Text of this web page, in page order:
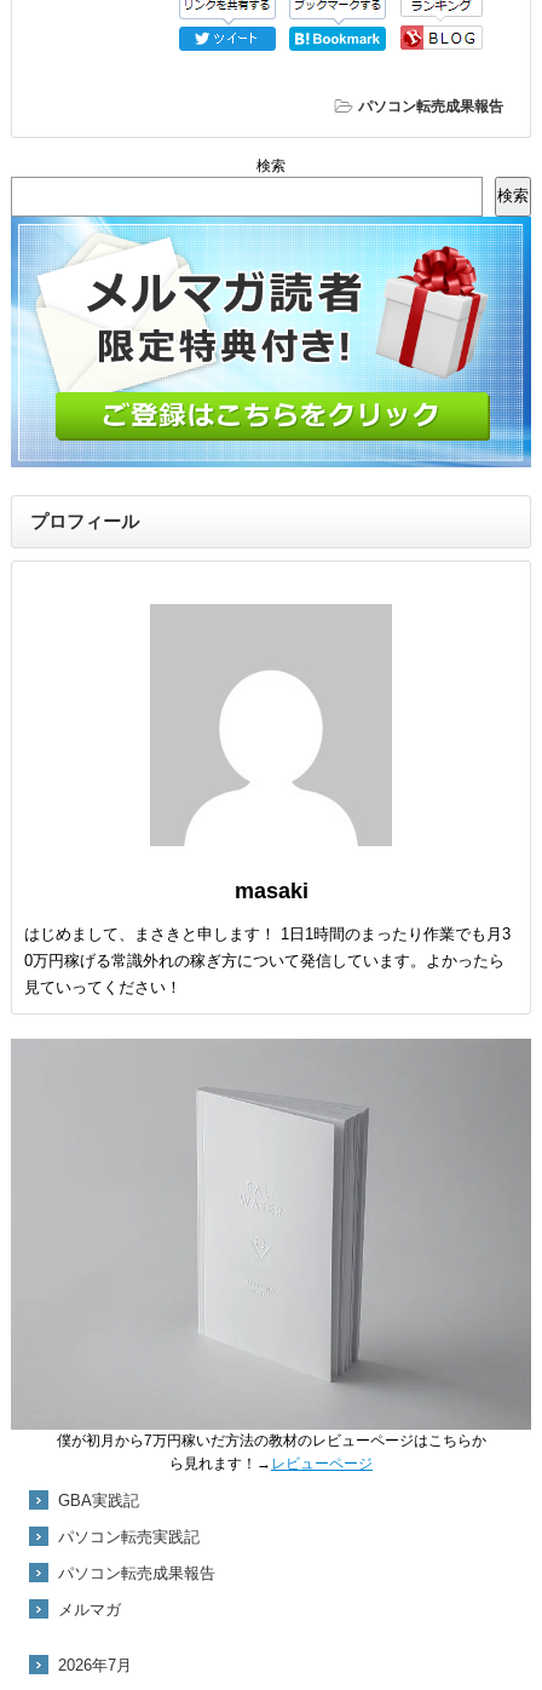
パソコン転売成果報告
検索
検索
プロフィール
masaki
はじめまして、まさきと申します！ 1日1時間のまったり作業でも月3
0万円稼げる常識外れの稼ぎ方について発信しています。よかったら
見ていってください！
僕が初月から7万円稼いだ方法の教材のレビューページはこちらか
ら見れます！→ レビューページ
GBA実践記
パソコン転売実践記
パソコン転売成果報告
メルマガ
2026年7月